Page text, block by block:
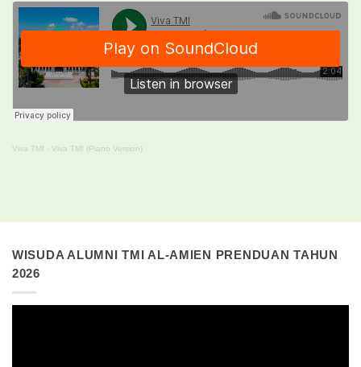
Viva TMI · Viva TMI (Piano Version)
WISUDA ALUMNI TMI AL-AMIEN PRENDUAN TAHUN
2026